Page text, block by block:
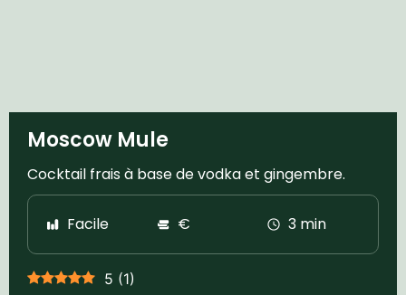
Moscow Mule
Cocktail frais à base de vodka et gingembre.
Facile € 3 min
5 (1)